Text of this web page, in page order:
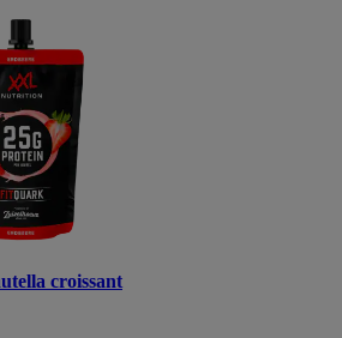
croissant